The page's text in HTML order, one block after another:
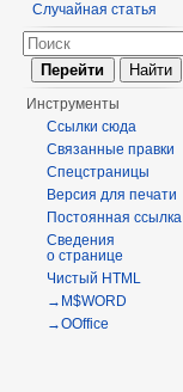
Случайная статья
Инструменты
Ссылки сюда
Связанные правки
Спецстраницы
Версия для печати
Постоянная ссылка
Сведения
о странице
Чистый HTML
→M$WORD
→OOffice